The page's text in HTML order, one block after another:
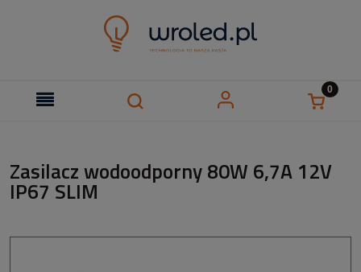
Zasilacz wodoodporny 80W 6,7A 12V
IP67 SLIM